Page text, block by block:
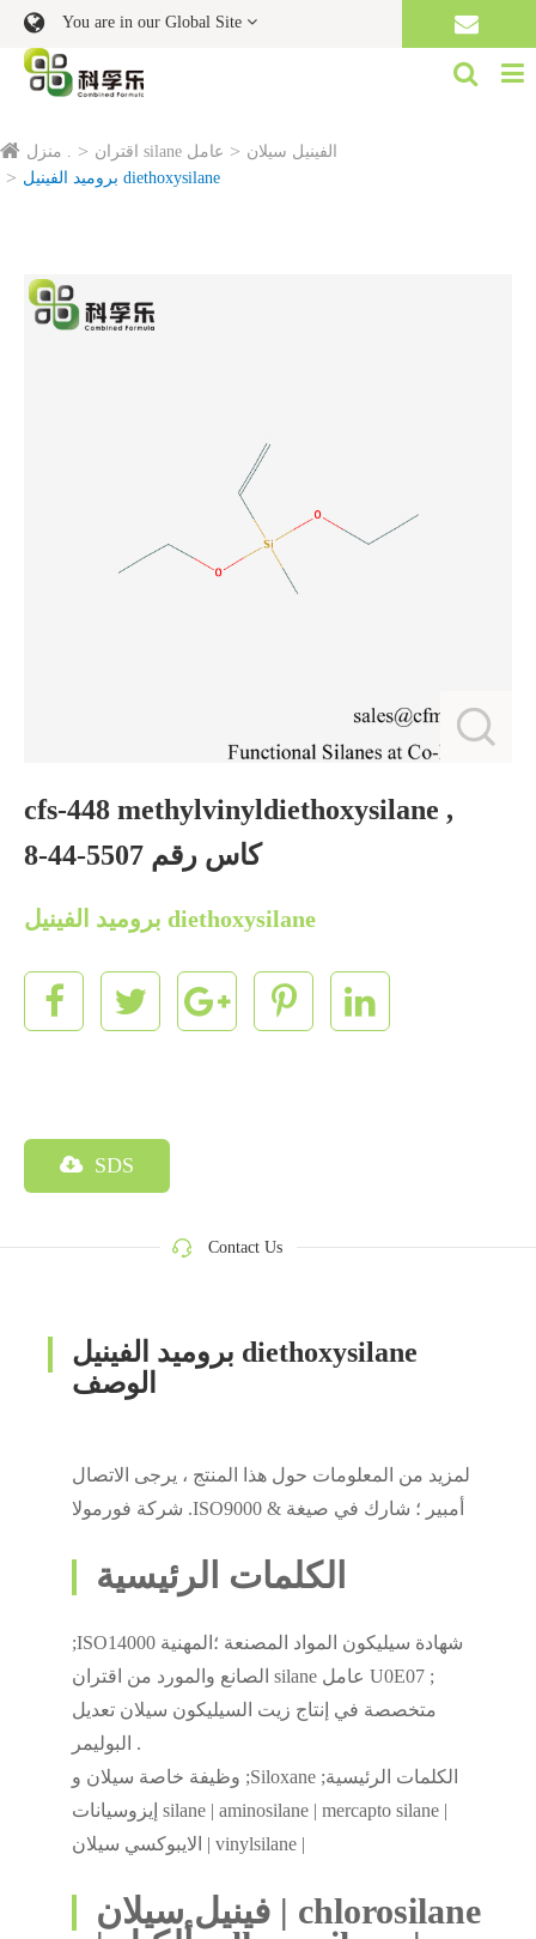
You are in our Global Site
منزل . اقتران silane عامل
الفينيل سيلان
بروميد الفينيل diethoxysilane
cfs-448 methylvinyldiethoxysilane ,
كاس رقم 5507-44-8
بروميد الفينيل diethoxysilane
SDS
Contact Us
بروميد الفينيل diethoxysilane
الوصف
لمزيد من المعلومات حول هذا المنتج ، يرجى الاتصال
شركة فورمولا .ISO9000 & أمبير ؛ شارك في صيغة
الكلمات الرئيسية
;ISO14000 شهادة سيليكون المواد المصنعة ؛المهنية
الصانع والمورد من اقتران silane عامل U0E07 ;
متخصصة في إنتاج زيت السيليكون سيلان تعديل
البوليمر .
وظيفة خاصة سيلان و ;Siloxane ;الكلمات الرئيسية
إيزوسيانات silane | aminosilane | mercapto silane |
الايبوكسي سيلان | vinylsilane |
فينيل سيلان | chlorosilane